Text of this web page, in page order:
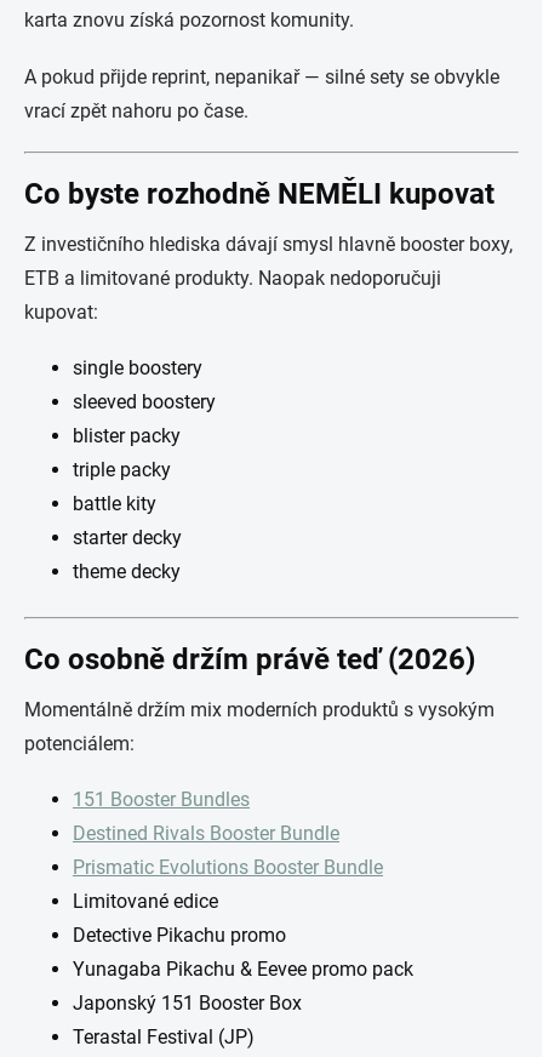
karta znovu získá pozornost komunity.
A pokud přijde reprint, nepanikař — silné sety se obvykle
vrací zpět nahoru po čase.
Co byste rozhodně NEMĚLI kupovat
Z investičního hlediska dávají smysl hlavně booster boxy,
ETB a limitované produkty. Naopak nedoporučuji
kupovat:
single boostery
sleeved boostery
blister packy
triple packy
battle kity
starter decky
theme decky
Co osobně držím právě teď (2026)
Momentálně držím mix moderních produktů s vysokým
potenciálem:
151 Booster Bundles
Destined Rivals Booster Bundle
Prismatic Evolutions Booster Bundle
Limitované edice
Detective Pikachu promo
Yunagaba Pikachu & Eevee promo pack
Japonský 151 Booster Box
Terastal Festival (JP)